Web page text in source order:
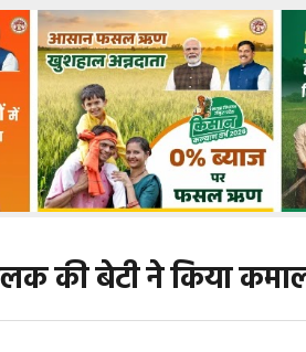
की बेटी ने किया